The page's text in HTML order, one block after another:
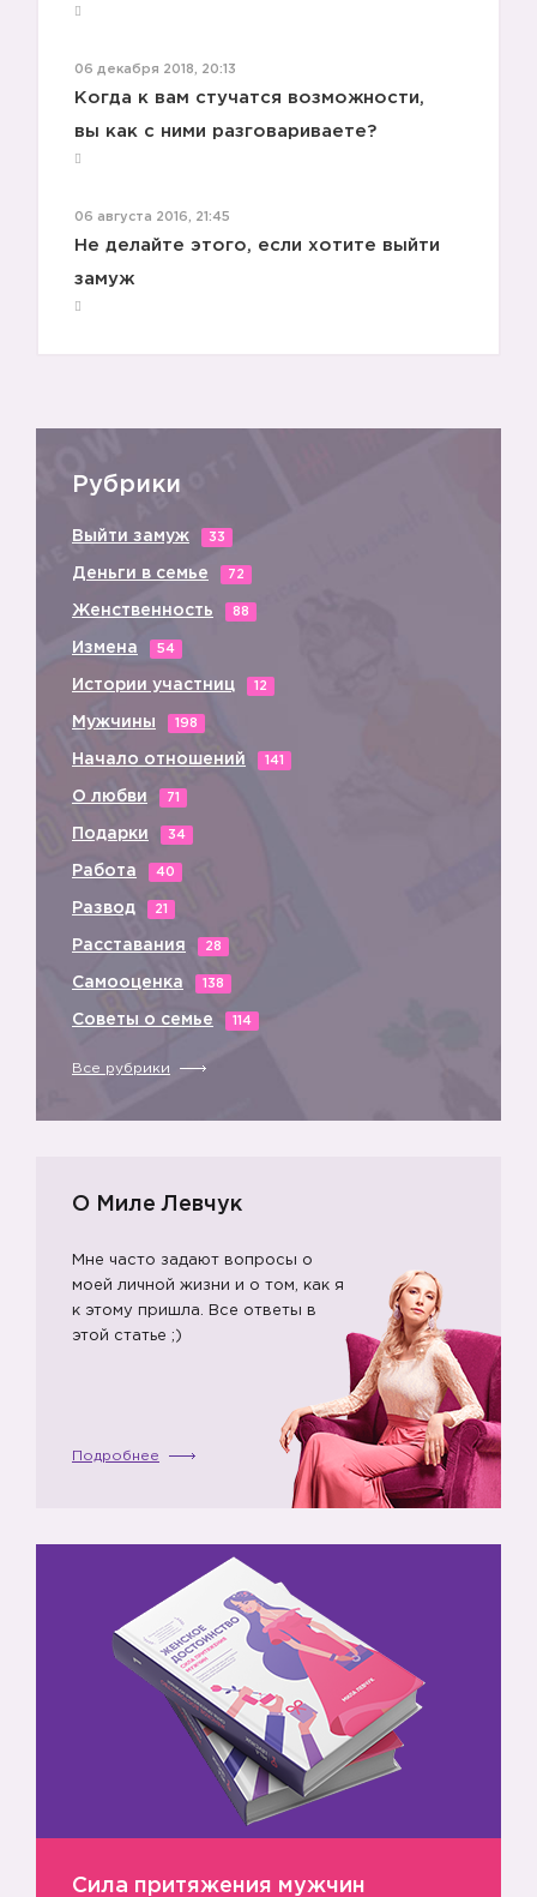
06 декабря 2018, 20:13
Когда к вам стучатся возможности,
вы как с ними разговариваете?
06 августа 2016, 21:45
Не делайте этого, если хотите выйти
замуж
Рубрики
Выйти замуж 33
Деньги в семье 72
Женственность 88
Измена 54
Истории участниц 12
Мужчины 198
Начало отношений 141
О любви 71
Подарки 34
Работа 40
Развод 21
Расставания 28
Самооценка 138
Советы о семье 114
Все рубрики
О Миле Левчук
Мне часто задают вопросы о
моей личной жизни и о том, как я
к этому пришла. Все ответы в
этой статье ;)
Подробнее
Сила притяжения мужчин